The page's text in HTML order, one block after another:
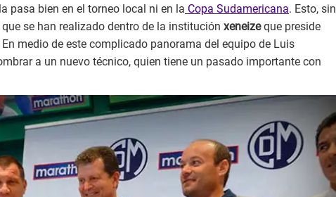
pasa bien en el torneo local ni en la Copa Sudamericana. Esto, sin
se han realizado dentro de la institución xeneizeque preside
medio de este complicado panorama del equipo de Luis
a un nuevo técnico, quien tiene un pasado importante con